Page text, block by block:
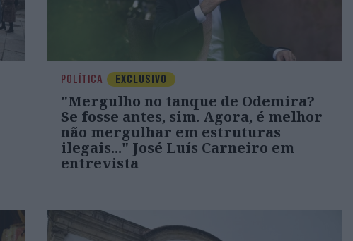
POLÍTICA EXCLUSIVO
"Mergulho no tanque de Odemira?
Se fosse antes, sim. Agora, é melhor
não mergulhar em estruturas
ilegais..." José Luís Carneiro em
entrevista